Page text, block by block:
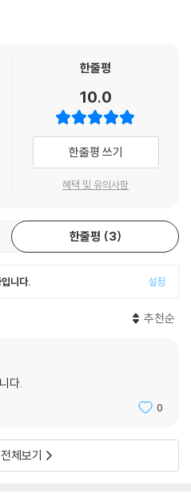
있다는 감각은 부활시켰습니다. 그러
뜻합니다. 가령, 매체에 비치는 인기 배
다릅니다. 화장과 조명, 화면 보정까
은 결과이니까요. 하지만 일단 만들
들이 좇아야 할 ‘모델’이 되어버려요.
이미지에 걸맞게 처신하려 노력하지
라”라고 충고합니다. 그대의 인생이
아름답게 결실을 맺어가는 드라
인공이라 생각해보세요. 그러면 어떻
임없이 게시하고 공유하며 링크를 남
’일 뿐입니다. 우리는 이를 보며 ‘좋
손가락으로 넘기며 흘려보내곤 하지
래한 변화를 새롭게 읽어내고 이에
등 고대의 철학자부터 장 보드리야
라 걸으며 독자는 현실을 해석하고
이다.
?
?
이야기한다. 인공지능으로 대표되는
분 자동화되거나 기계에 의해 완전히
다. 노동시간이 줄어들고 노동 시장이
가 질문하며 시작한다. 저자는 사회
길 수 있는 계층에서 탄생했다며, 이
경험을 참조해 노동에 대한 패러다
, 정치와 같은 시민 노동에 대해 시민
리히 벡의 제안이나, “가르치고 돌보
한줄평
10.0
한줄평 쓰기
혜택 및 유의사항
한줄평 3
니다. 설정
추천순
다.
0
체보기